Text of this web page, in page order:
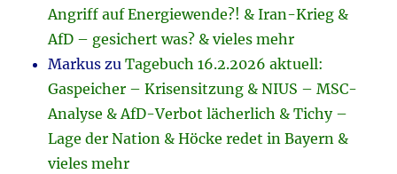
Angriff auf Energiewende?! & Iran-Krieg &
AfD – gesichert was? & vieles mehr
Markus zuTagebuch 16.2.2026 aktuell:
Gaspeicher – Krisensitzung & NIUS – MSC-
Analyse & AfD-Verbot lächerlich & Tichy –
Lage der Nation & Höcke redet in Bayern &
vieles mehr